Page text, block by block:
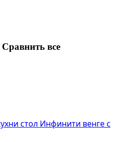
Сравнить все